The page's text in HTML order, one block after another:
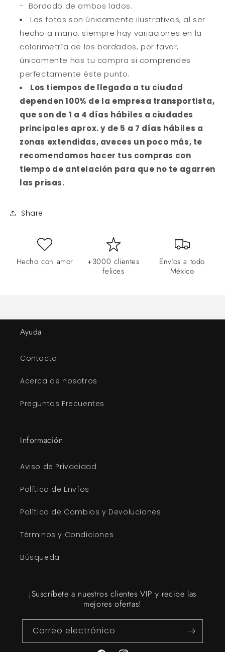
- Bordado de ambos lados.
Las fotos son únicamente ilustrativas, al ser
hecho a mano, siempre hay variaciones en la
colorimetría de los bordados, por favor,
únicamente has tu compra si comprendes
perfectamente éste punto.
Los tiempos de llegada a tu ciudad
dependen 100% de la empresa transportista,
que son de 1 a 4 días hábiles a ciudades
principales aprox. y de 5 a 7 días hábiles a
zonas extendidas, aveces un poco más, te
recomendamos hacer tus compras con
tiempo de antelación para que no te agarren
las prisas.
Share
Hecho con amor
+3000 clientes
felices
Envíos a todo
México
Ayuda
Contacto
Acerca de nosotros
Preguntas Frecuentes
Información
Aviso de Privacidad
Política de Envíos
Política de Cambios y Devoluciones
Términos y Condiciones
Búsqueda
¡Suscríbete a nuestros clientes VIP y recibe las
mejores ofertas!
Correo electrónico